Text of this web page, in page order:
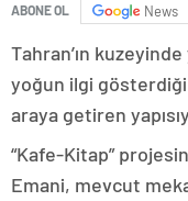
ABONE OL News
Tahran’ın
yoğun ilgi
araya getiren
“Kafe-Kitap”
Emani, mevcut